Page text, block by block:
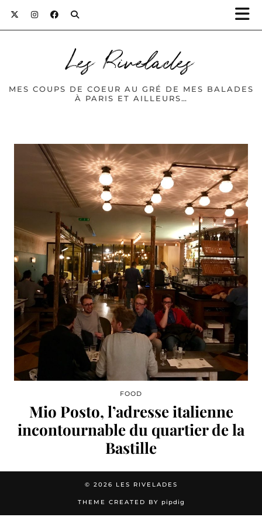
Les Rivelades
MES COUPS DE COEUR AU GRÉ DE MES BALADES
À PARIS ET AILLEURS…
FOOD
Mio Posto, l’adresse italienne
incontournable du quartier de la
Bastille
© 2026 LES RIVELADES
THEME CREATED BY pipdig